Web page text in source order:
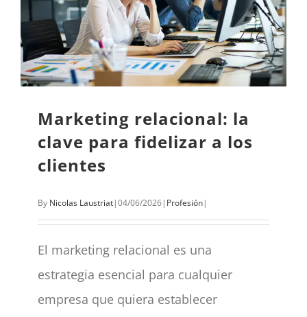
Marketing relacional: la
clave para fidelizar a los
clientes
By Nicolas Laustriat|04/06/2026| Profesión|
El marketing relacional es una
estrategia esencial para cualquier
empresa que quiera establecer